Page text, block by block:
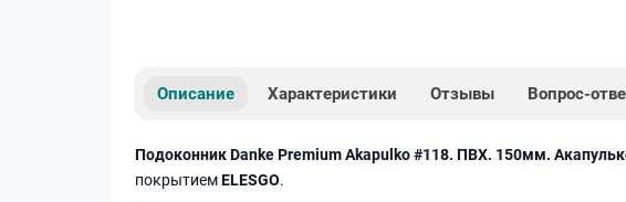
Описание Характеристики Отзывы Вопрос-
Подоконник Danke Premium Akapulko #118. ПВХ. 150мм.
покрытиемELESGO.